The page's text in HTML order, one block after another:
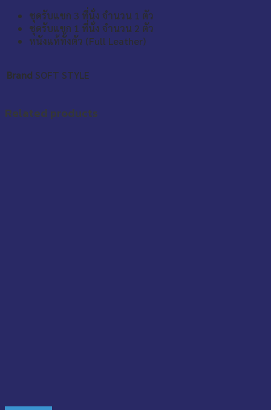
ชุดรับแขก 3 ที่นั่ง จำนวน 1 ตัว
ชุดรับแขก 1 ที่นั่ง จำนวน 2 ตัว
หนังแท้ทั้งตัว (Full Leather)
Brand SOFT STYLE
Related products